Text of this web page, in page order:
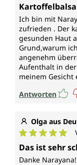
Ich bin mit
zufrieden . Der
gesunden Haut
Grund,warum
angenehm
Aufenthalt in
meinem Gesicht
Antworten
Olga aus
Das ist sehr
Danke